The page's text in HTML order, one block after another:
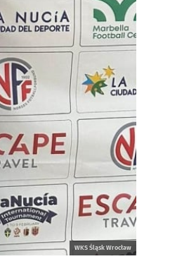
WKS Śląsk Wrocław